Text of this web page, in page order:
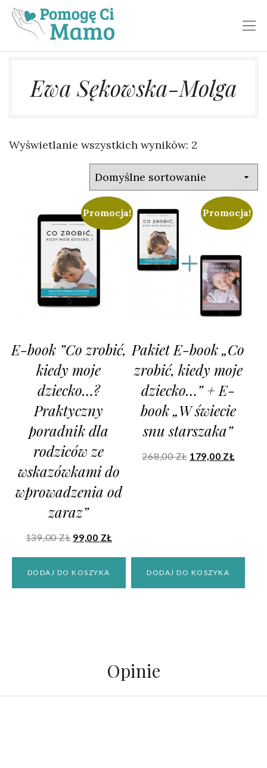
Ewa Sękowska-Molga
Wyświetlanie wszystkich wyników: 2
Promocja!
E-book ”Co zrobić,
kiedy moje
dziecko…?
Praktyczny
poradnik dla
rodziców ze
wskazówkami do
wprowadzenia od
zaraz”
139,00ZŁ 99,00 ZŁ
DODAJ DO KOSZYKA
Promocja!
Pakiet E-book „Co
zrobić, kiedy moje
dziecko…” + E-
book „W świecie
snu starszaka”
268,00ZŁ 179,00 ZŁ
DODAJ DO KOSZYKA
Opinie